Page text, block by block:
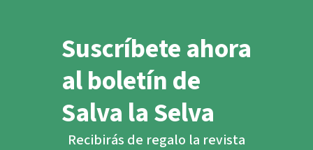
Suscríbete ahora
al boletín de
Salva la Selva
Recibirás de regalo la revista